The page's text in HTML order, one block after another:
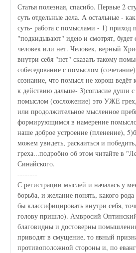
Статья полезная, спасибо. Первые 2
суть отдельные дела. А остальные -
суть- работа с помыслами - 1) приход
"подкидывают" идею и смотрят, будет
человек или нет. Человек, верный
внутри себя "нет" сказать такому
собеседование с помыслом
сознание, что помысл не хорош ведёт
к действию дальше- 3)согласие души
помыслом (сосложение) это УЖЕ
или продолжительное мысленное
формирующимся в намерение
наше доброе устроение (пленение),
можем увидеть, раскаиться и
греха...подробно об этом читайте в
Синайского.
--------
С регистрации мыслей и началась у
борьба, и желание понять, какого
бы классифицировать внутри себя,
голову пришло). Амвросий
благовидны и достоверны
приводят в смущение, то явный
противоположной стороны и, по